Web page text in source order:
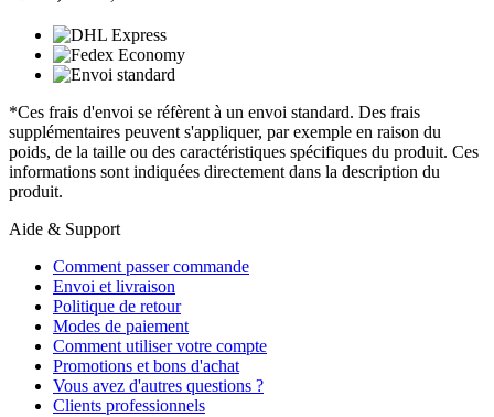
*Ces frais d'envoi se réfèrent à un envoi standard. Des frais
supplémentaires peuvent s'appliquer, par exemple en raison du
poids, de la taille ou des caractéristiques spécifiques du produit. Ces
informations sont indiquées directement dans la description du
produit.
Aide & Support
Comment passer commande
Envoi et livraison
Politique de retour
Modes de paiement
Comment utiliser votre compte
Promotions et bons d'achat
Vous avez d'autres questions ?
Clients professionnels